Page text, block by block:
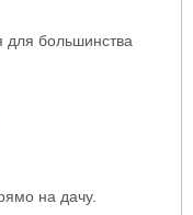
для большинства
на дачу.